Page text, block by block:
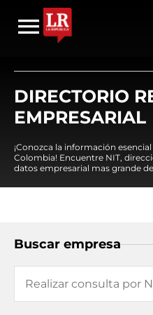
DIRECTORIO
EMPRESARIAL
¡Conozca la información
Colombia! Encuentre NIT,
datos empresarial mas grande
Buscar empresa